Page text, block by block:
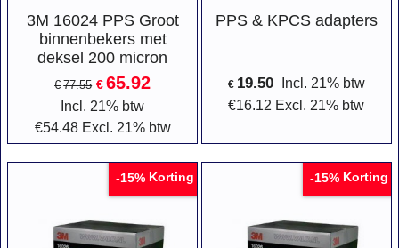
3M 16024 PPS Groot
binnenbekers met
deksel 200 micron
€ 77.55 €65.92
Incl. 21% btw
€54.48 Excl. 21% btw
PPS & KPCS adapters
€ 19.50
Incl. 21% btw
€16.12 Excl. 21% btw
-15% Korting -15% Korting